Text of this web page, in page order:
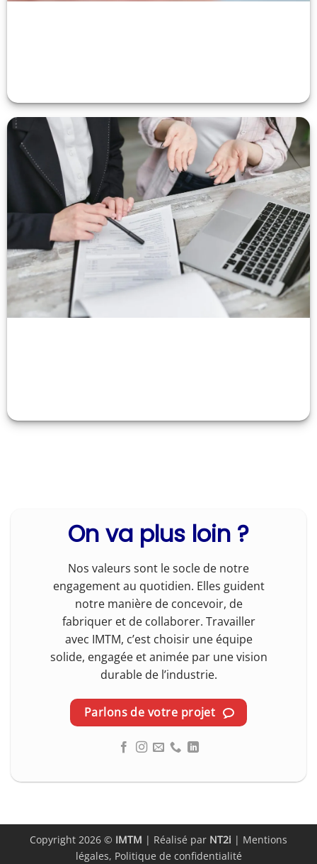
On va plus loin ?
Nos valeurs sont le socle de notre
engagement au quotidien. Elles guident
notre manière de concevoir, de
fabriquer et de collaborer. Travailler
avec IMTM, c’est choisir une équipe
solide, engagée et animée par une vision
durable de l’industrie.
Parlons de votre projet
Copyright 2026 © IMTM | Réalisé par NT2i | Mentions
légales, Politique de confidentialité